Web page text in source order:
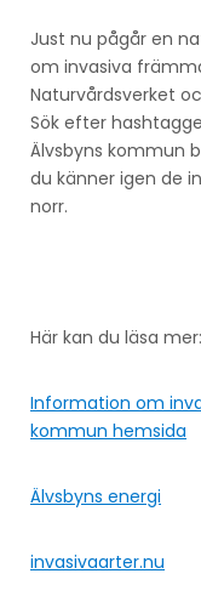
Just nu pågår en
om invasiva
Naturvårdsverket
Sök efter
Älvsbyns kommun
du känner igen de
norr.
Här kan du läsa mer:
Information om
kommun hemsida
Älvsbyns energi
invasivaarter.nu